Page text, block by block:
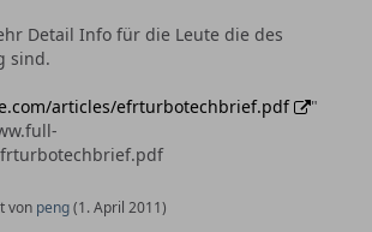
Detail Info für die Leute die des
sind.
articles/efrturbotechbrief.pdf
"
von peng(1. April 2011)